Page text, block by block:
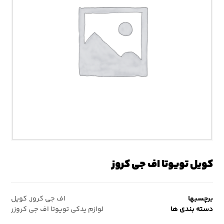
کویل تویوتا اف جی کروز
برچسبها اف جی کروز, کویل
دسته بندی ها
لوازم یدکی تویوتا اف جی کروزر